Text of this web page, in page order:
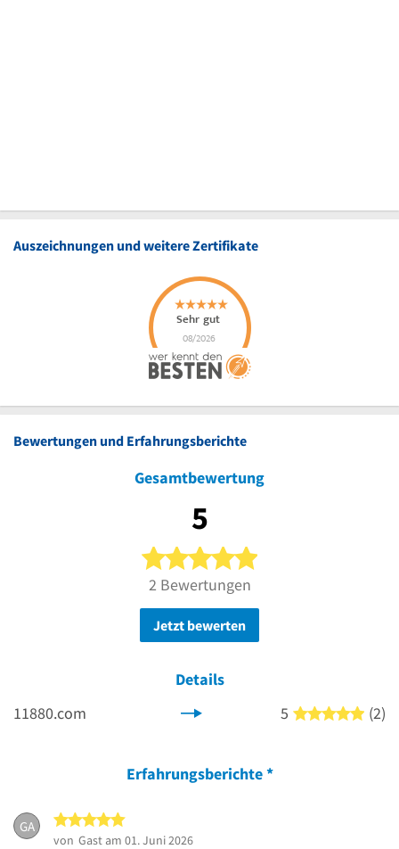
Auszeichnungen und weitere Zertifikate
Bewertungen und Erfahrungsberichte
Gesamtbewertung
5
5 von 5 Sternen
2 Bewertungen
Jetzt bewerten
Details
11880.com
5 5 von
(2)
Erfahrungsberichte*
GA
von Gast am 01. Juni 2026